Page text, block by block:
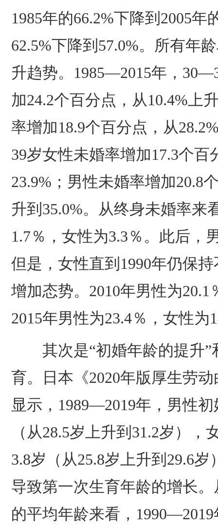
1985年的66.2%下降到2005年
62.5%下降到57.0%。所有年
升趋势。1985—2015年，
加24.2个百分点，从10.4%上
率增加18.9个百分点，从
39岁女性未婚率增加17.3个百
23.9%；男性未婚率增加20.8
升到35.0%。从终身未婚率来
1.7％，女性为3.3％。此后，
但是，女性直到1990年仍保
增加态势。2010年男性为20.1
2015年男性为23.4％，女性为
其次是“初婚年龄的提升”
育。日本《2020年版厚生劳
显示，1989—2019年，男性
（从28.5岁上升到31.2岁）
3.8岁（从25.8岁上升到29.6
导致第一次生育年龄的增长
的平均年龄来看，